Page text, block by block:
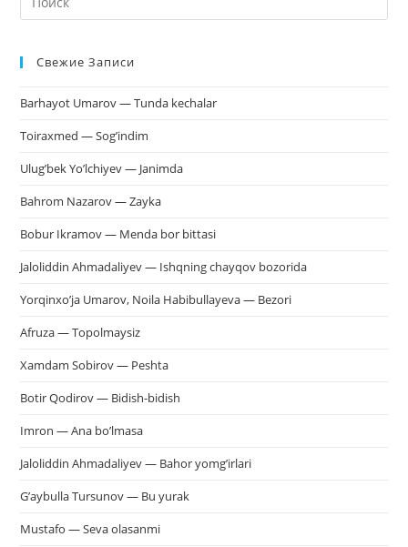
Свежие Записи
Barhayot Umarov — Tunda kechalar
Toiraxmed — Sog’indim
Ulug’bek Yo’lchiyev — Janimda
Bahrom Nazarov — Zayka
Bobur Ikramov — Menda bor bittasi
Jaloliddin Ahmadaliyev — Ishqning chayqov bozorida
Yorqinxo’ja Umarov, Noila Habibullayeva — Bezori
Afruza — Topolmaysiz
Xamdam Sobirov — Peshta
Botir Qodirov — Bidish-bidish
Imron — Ana bo’lmasa
Jaloliddin Ahmadaliyev — Bahor yomg’irlari
G’aybulla Tursunov — Bu yurak
Mustafo — Seva olasanmi